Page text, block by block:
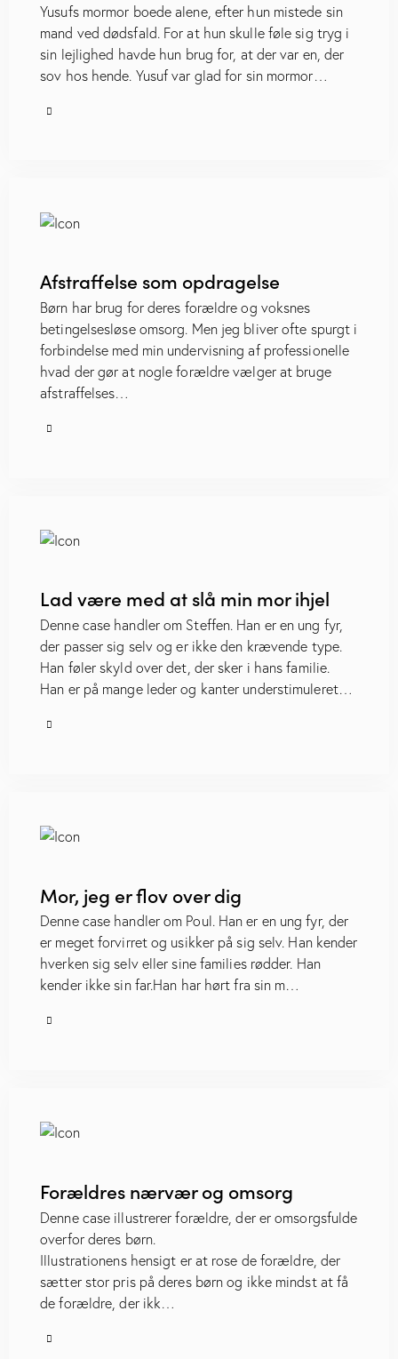
Yusufs mormor boede alene, efter hun mistede sin
mand ved dødsfald. For at hun skulle føle sig tryg i
sin lejlighed havde hun brug for, at der var en, der
sov hos hende. Yusuf var glad for sin mormor…
Afstraffelse som opdragelse
Børn har brug for deres forældre og voksnes
betingelsesløse omsorg. Men jeg bliver ofte spurgt i
forbindelse med min undervisning af professionelle
hvad der gør at nogle forældre vælger at bruge
afstraffelses…
Lad være med at slå min mor ihjel
Denne case handler om Steffen. Han er en ung fyr,
der passer sig selv og er ikke den krævende type.
Han føler skyld over det, der sker i hans familie.
Han er på mange leder og kanter understimuleret…
Mor, jeg er flov over dig
Denne case handler om Poul. Han er en ung fyr, der
er meget forvirret og usikker på sig selv. Han kender
hverken sig selv eller sine families rødder. Han
kender ikke sin far.Han har hørt fra sin m…
Forældres nærvær og omsorg
Denne case illustrerer forældre, der er omsorgsfulde
overfor deres børn.
Illustrationens hensigt er at rose de forældre, der
sætter stor pris på deres børn og ikke mindst at få
de forældre, der ikk…